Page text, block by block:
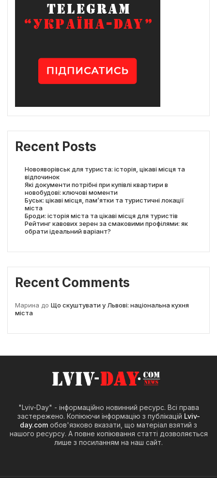
Recent Posts
Новояворівськ для туриста: історія, цікаві місця та
відпочинок
Які документи потрібні при купівлі квартири в
новобудові: ключові моменти
Буськ: цікаві місця, пам’ятки та туристичні локації
міста
Броди: історія міста та цікаві місця для туристів
Рейтинг кавових зерен за смаковими профілями: як
обрати ідеальний варіант?
Recent Comments
Марина до Що скуштувати у Львові: національна кухня
міста
"Lviv-Day" - інформаційно новинний ресурс. Всі права
застережено. Копіюючи інформацію з публікацій Lviv-
day.com обов'язково вказати, що матеріал взятий з
нашого ресурсу. А повне копіювання статті дозволяється
лише з посиланням на наш сайт.